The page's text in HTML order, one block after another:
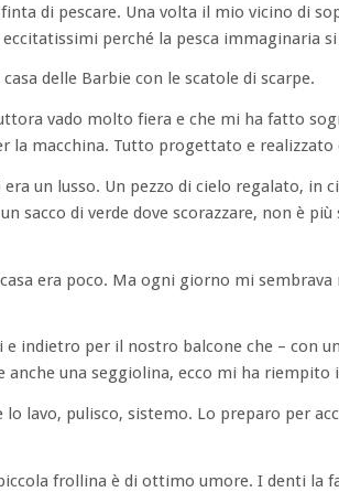
di pescare. Una volta il mio vicino di
perché la pesca immaginaria
delle Barbie con le scatole di scarpe.
vado molto fiera e che mi ha fatto
la macchina. Tutto progettato e
un lusso. Un pezzo di cielo regalato, in
sacco di verde dove scorazzare, non è
era poco. Ma ogni giorno mi
indietro per il nostro balcone che – con
una seggiolina, ecco mi ha riempito
lavo, pulisco, sistemo. Lo preparo per
frollina è di ottimo umore. I denti la